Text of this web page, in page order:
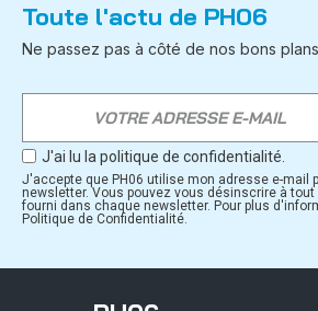
Toute l'actu de PH06
Ne passez pas à côté de nos bons
J'ai lu la politique de confidentialité.
J'accepte que PH06 utilise mon adresse e-mail
newsletter. Vous pouvez vous désinscrire à
fourni dans chaque newsletter. Pour plus
Politique de Confidentialité.